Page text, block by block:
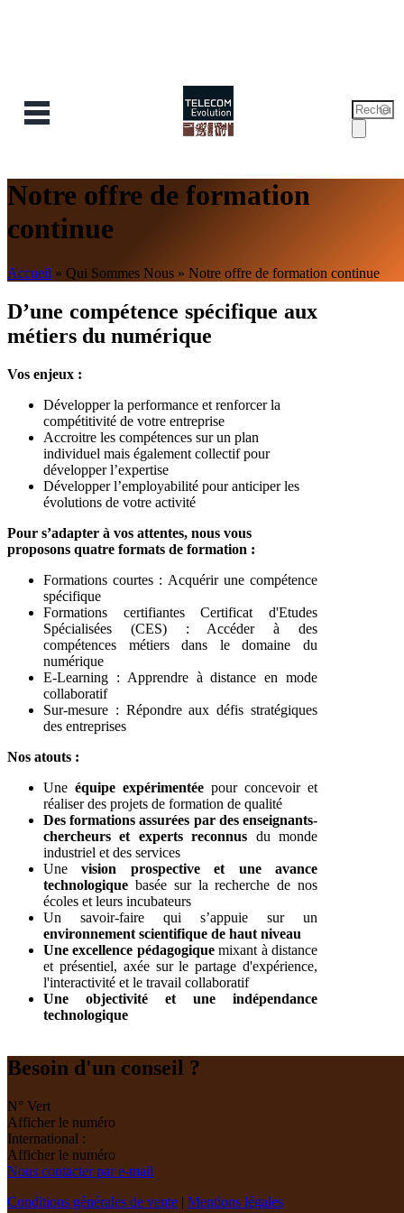
de
Notre offre de formation
continue
Accueil » Qui Sommes Nous » Notre offre de formation continue
D’une compétence spécifique aux
métiers du numérique
Vos enjeux :
Développer la performance et renforcer la
compétitivité de votre entreprise
Accroitre les compétences sur un plan
individuel mais également collectif pour
développer l’expertise
Développer l’employabilité pour anticiper les
évolutions de votre activité
Pour s’adapter à vos attentes, nous vous
proposons quatre formats de formation :
Formations courtes : Acquérir une compétence
spécifique
Formations certifiantes Certificat d'Etudes
Spécialisées (CES) : Accéder à des
compétences métiers dans le domaine du
numérique
E-Learning : Apprendre à distance en mode
collaboratif
Sur-mesure : Répondre aux défis stratégiques
des entreprises
Nos atouts :
Uneéquipe expérimentée pour concevoir et
réaliser des projets de formation de qualité​
Des formations assurées par des enseignants-
chercheurs et experts reconnus du monde
industriel et des services
Unevision prospective et une avance
technologique basée sur la recherche de nos
écoles et leurs incubateurs
Un savoir-faire qui s’appuie sur un
environnement scientifique de haut niveau
Uneexcellence pédagogique mixant à distance
et présentiel, axée sur le partage d'expérience,
l'interactivité et le travail collaboratif
Uneobjectivitéet une indépendance
technologique
Besoin d'un conseil ?
N° Vert
Afficher le numéro
International :
Afficher le numéro
Nous contacter par e-mail
Conditions générales de vente | Mentions légales